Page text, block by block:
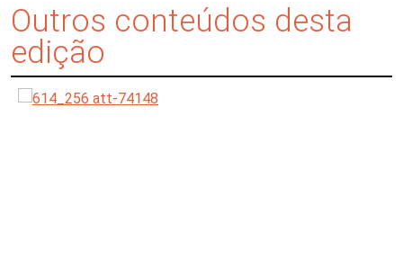
Outros conteúdos desta
edição